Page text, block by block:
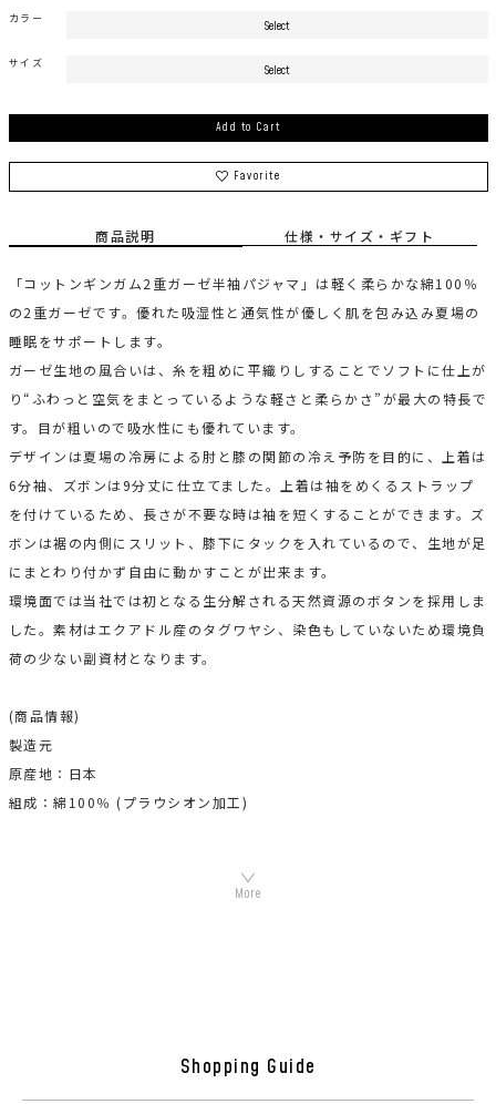
カラー
サイズ
Add to Cart
Favorite
商品説明 仕様・サイズ・ギフト
「コットンギンガム2重ガーゼ半袖パジャマ」は軽く柔らかな綿100％
の2重ガーゼです。優れた吸湿性と通気性が優しく肌を包み込み夏場の
睡眠をサポートします。
ガーゼ生地の風合いは、糸を粗めに平織りしすることでソフトに仕上が
り“ふわっと空気をまとっているような軽さと柔らかさ”が最大の特長で
す。目が粗いので吸水性にも優れています。
デザインは夏場の冷房による肘と膝の関節の冷え予防を目的に、上着は
6分袖、ズボンは9分丈に仕立てました。上着は袖をめくるストラップ
を付けているため、長さが不要な時は袖を短くすることができます。ズ
ボンは裾の内側にスリット、膝下にタックを入れているので、生地が足
にまとわり付かず自由に動かすことが出来ます。
環境面では当社では初となる生分解される天然資源のボタンを採用しま
した。素材はエクアドル産のタグワヤシ、染色もしていないため環境負
荷の少ない副資材となります。
(商品情報)
製造元
原産地：日本
組成：綿100％ (プラウシオン加工)
Shopping Guide